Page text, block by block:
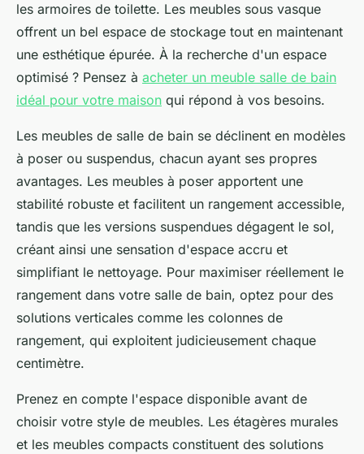
les armoires de toilette. Les meubles sous vasque
offrent un bel espace de stockage tout en maintenant
une esthétique épurée. À la recherche d'un espace
optimisé ? Pensez à acheter un meuble salle de bain
idéal pour votre maison qui répond à vos besoins.
Les meubles de salle de bain se déclinent en modèles
à poser ou suspendus, chacun ayant ses propres
avantages. Les meubles à poser apportent une
stabilité robuste et facilitent un rangement accessible,
tandis que les versions suspendues dégagent le sol,
créant ainsi une sensation d'espace accru et
simplifiant le nettoyage. Pour maximiser réellement le
rangement dans votre salle de bain, optez pour des
solutions verticales comme les colonnes de
rangement, qui exploitent judicieusement chaque
centimètre.
Prenez en compte l'espace disponible avant de
choisir votre style de meubles. Les étagères murales
et les meubles compacts constituent des solutions